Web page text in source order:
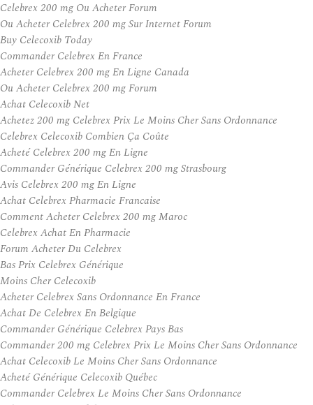
Celebrex 200 mg Ou Acheter Forum
Ou Acheter Celebrex 200 mg Sur Internet Forum
Buy Celecoxib Today
Commander Celebrex En France
Acheter Celebrex 200 mg En Ligne Canada
Ou Acheter Celebrex 200 mg Forum
Achat Celecoxib Net
Achetez 200 mg Celebrex Prix Le Moins Cher Sans Ordonnance
Celebrex Celecoxib Combien Ça Coûte
Acheté Celebrex 200 mg En Ligne
Commander Générique Celebrex 200 mg Strasbourg
Avis Celebrex 200 mg En Ligne
Achat Celebrex Pharmacie Francaise
Comment Acheter Celebrex 200 mg Maroc
Celebrex Achat En Pharmacie
Forum Acheter Du Celebrex
Bas Prix Celebrex Générique
Moins Cher Celecoxib
Acheter Celebrex Sans Ordonnance En France
Achat De Celebrex En Belgique
Commander Générique Celebrex Pays Bas
Commander 200 mg Celebrex Prix Le Moins Cher Sans Ordonnance
Achat Celecoxib Le Moins Cher Sans Ordonnance
Acheté Générique Celecoxib Québec
Commander Celebrex Le Moins Cher Sans Ordonnance